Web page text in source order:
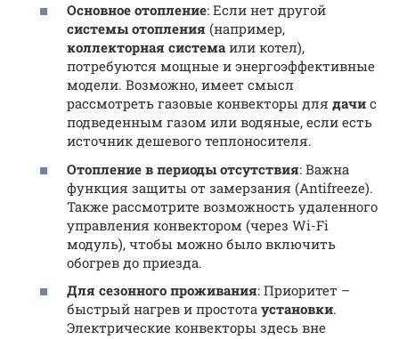
Основное отопление: Если нет другой
системы отопления (например,
коллекторная системаили котел),
потребуются мощные и энергоэффективные
модели. Возможно, имеет смысл
рассмотреть газовые конвекторы для дачи с
подведенным газом или водяные, если есть
источник дешевого теплоносителя.
Отопление в периоды отсутствия: Важна
функция защиты от замерзания (Antifreeze).
Также рассмотрите возможность удаленного
управления конвектором (через Wi-Fi
модуль), чтобы можно было включить
обогрев до приезда.
Для сезонного проживания: Приоритет –
быстрый нагрев и простота установки.
Электрические конвекторы здесь вне